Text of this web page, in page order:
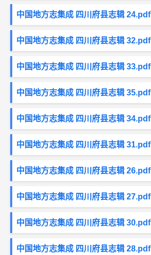
中国地方志集成 四川府县志辑 24.pdf
中国地方志集成 四川府县志辑 32.pdf
中国地方志集成 四川府县志辑 33.pdf
中国地方志集成 四川府县志辑 35.pdf
中国地方志集成 四川府县志辑 34.pdf
中国地方志集成 四川府县志辑 31.pdf
中国地方志集成 四川府县志辑 26.pdf
中国地方志集成 四川府县志辑 27.pdf
中国地方志集成 四川府县志辑 30.pdf
中国地方志集成 四川府县志辑 28.pdf